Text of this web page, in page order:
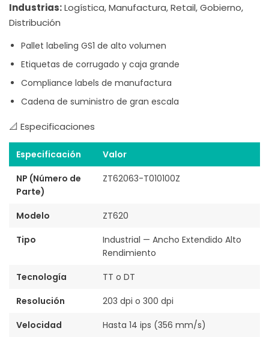
Industrias:Logística, Manufactura, Retail, Gobierno,
Distribución
Pallet labeling GS1 de alto volumen
Etiquetas de corrugado y caja grande
Compliance labels de manufactura
Cadena de suministro de gran escala
📐 Especificaciones
Especificación
Valor
NP (Número de
Parte)
ZT62063-T010100Z
Modelo
ZT620
Tipo
Industrial — Ancho Extendido Alto
Rendimiento
Tecnología
TT o DT
Resolución
203 dpi o 300 dpi
Velocidad
Hasta 14 ips (356 mm/s)